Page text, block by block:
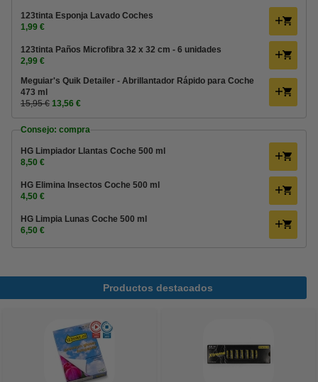
123tinta Esponja Lavado Coches
1,99 €
123tinta Paños Microfibra 32 x 32 cm - 6 unidades
2,99 €
Meguiar's Quik Detailer - Abrillantador Rápido para Coche
473 ml
15,95 € 13,56 €
Consejo: compra
HG Limpiador Llantas Coche 500 ml
8,50 €
HG Elimina Insectos Coche 500 ml
4,50 €
HG Limpia Lunas Coche 500 ml
6,50 €
Productos destacados